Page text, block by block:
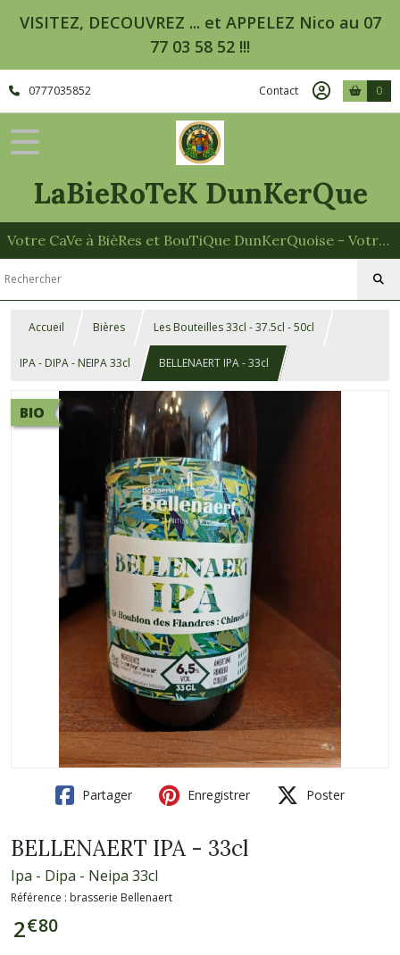
VISITEZ, DECOUVREZ ... et APPELEZ Nico au 07
77 03 58 52 !!!
0777035852 Contact 0
LaBieRoTeK DunKerQue
Votre CaVe à BièRes et BouTiQue DunKerQuoise - Votre Spécialiste des Paniers Garnis
Accueil Bières Les Bouteilles 33cl - 37.5cl - 50cl
IPA - DIPA - NEIPA 33cl BELLENAERT IPA - 33cl
BIO
Partager Enregistrer Poster
BELLENAERT IPA - 33cl
Ipa - Dipa - Neipa 33cl
Référence : brasserie Bellenaert
2€80